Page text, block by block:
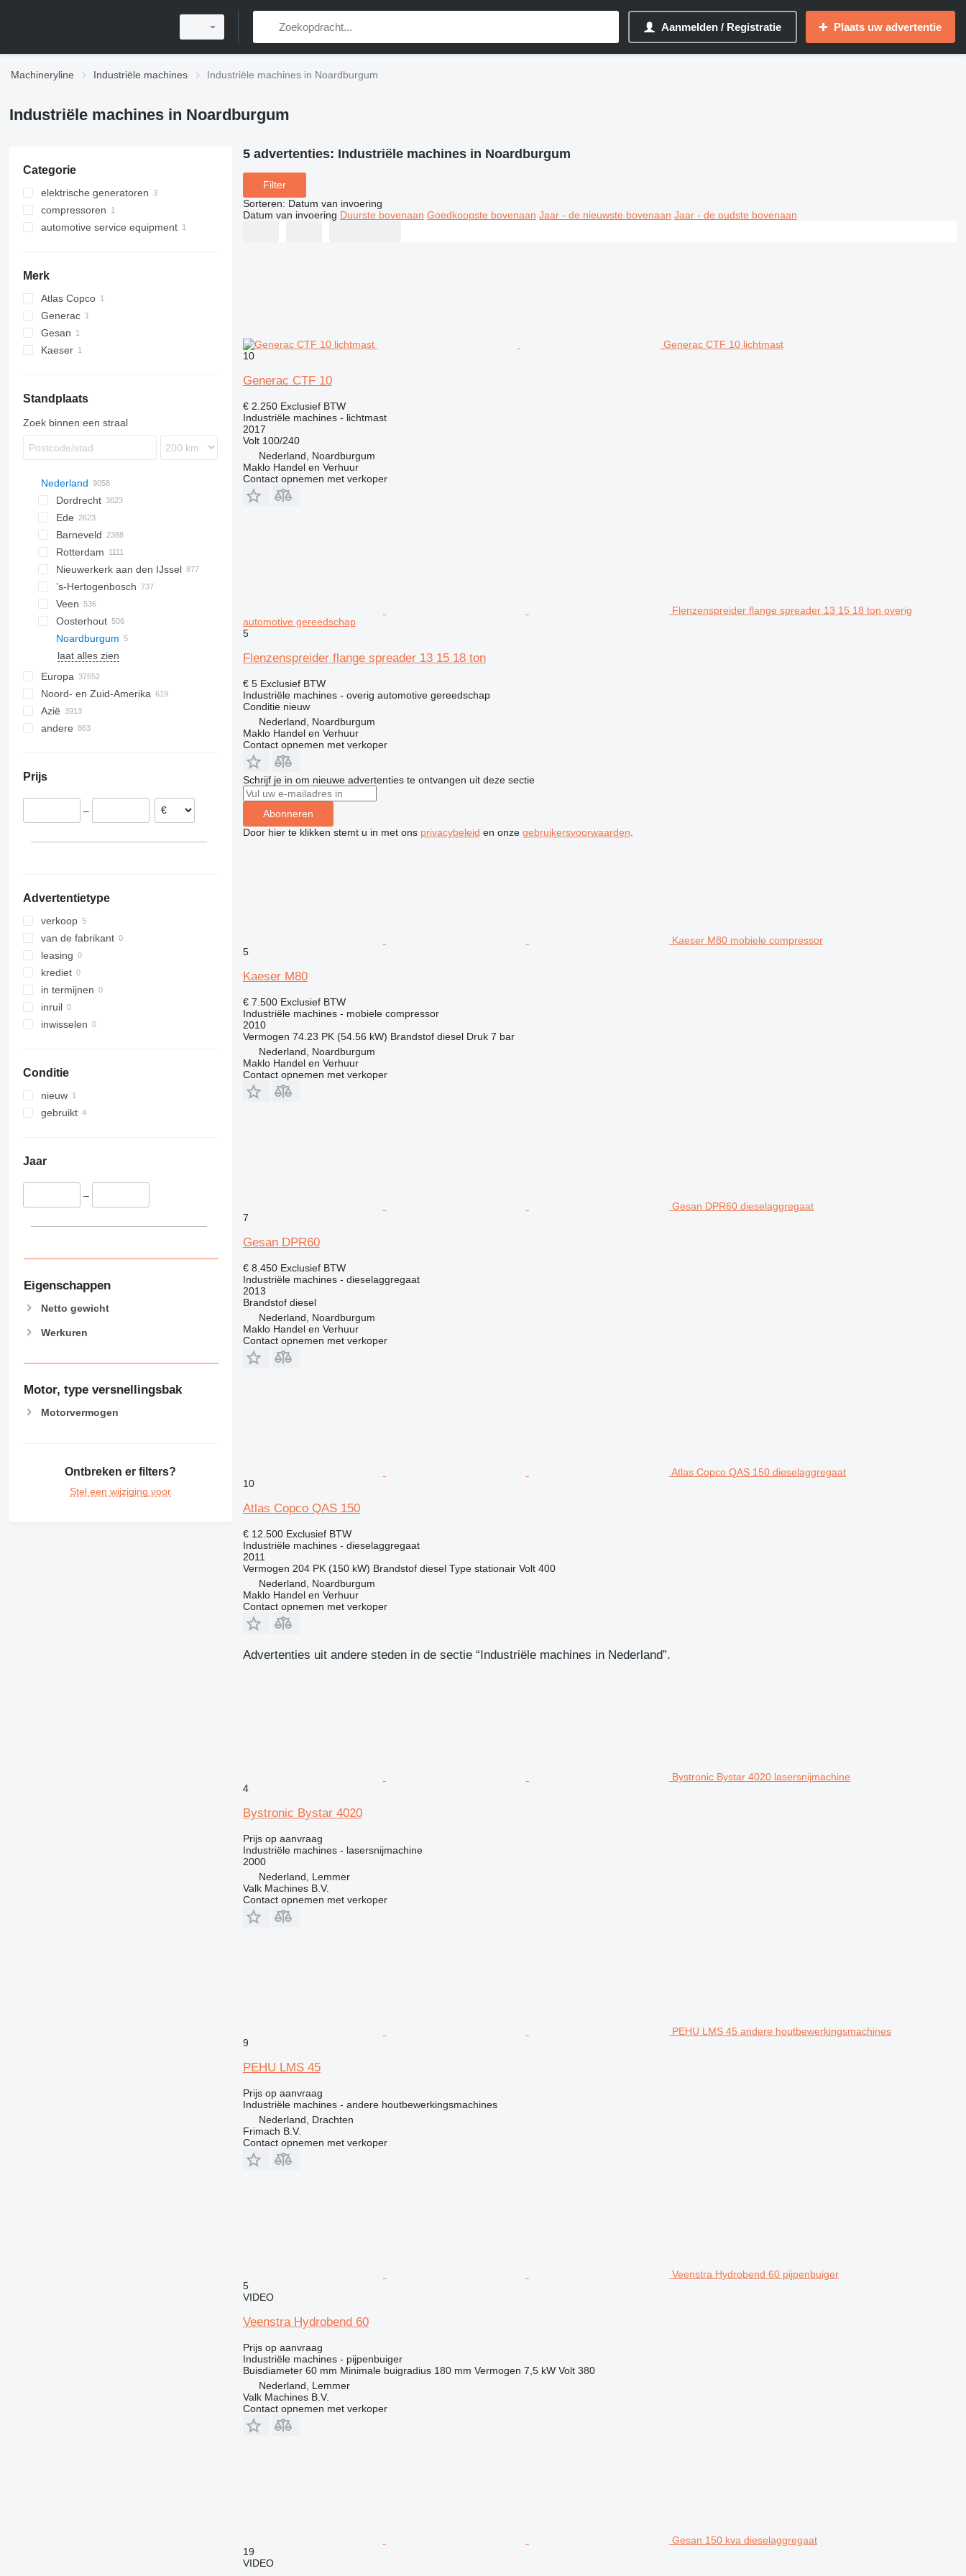
Aanmelden / Registratie Plaats uw advertentie
Machineryline Industriële machines Industriële machines in Noardburgum
Industriële machines in Noardburgum
Categorie
elektrische generatoren
dieselaggregaten
lichtmasten
compressoren
mobiele compressors
automotive service equipment
Merk
Atlas Copco
QAS
Generac
CTF
Gesan
Kaeser
Standplaats
Zoek binnen een straal
Nederland
Dordrecht
Ede
Barneveld
Rotterdam
Nieuwerkerk aan den IJssel
’s-Hertogenbosch
Veen
Oosterhout
Noardburgum
laat alles zien
Europa
Duitsland
Spanje
België
Portugal
Zwitserland
Noord- en Zuid-Amerika
Mexico
VS
Azië
Oezbekistan
Japan
Kazachstan
andere
Moldavië
Zuid-Afrika
Prijs
–
Advertentietype
verkoop
van de fabrikant
leasing
krediet
in termijnen
inruil
inwisselen
Conditie
nieuw
gebruikt
Jaar
–
Eigenschappen
Netto gewicht
Werkuren
Motor, type versnellingsbak
Motorvermogen
Ontbreken er filters?
Stel een wijziging voor
5 advertenties: Industriële machines in Noardburgum
Filter
Sorteren: Datum van invoering
Datum van invoering Duurste bovenaan Goedkoopste bovenaan Jaar - de nieuwste bovenaan Jaar - de oudste bovenaan
Generac CTF 10 lichtmast
10
Generac CTF 10
€ 2.250 Exclusief BTW
Industriële machines - lichtmast
2017
Volt 100/240
Nederland, Noardburgum
Maklo Handel en Verhuur
Contact opnemen met verkoper
Flenzenspreider flange spreader 13 15 18 ton overig
automotive gereedschap
5
Flenzenspreider flange spreader 13 15 18 ton
€ 5 Exclusief BTW
Industriële machines - overig automotive gereedschap
Conditienieuw
Nederland, Noardburgum
Maklo Handel en Verhuur
Contact opnemen met verkoper
Schrijf je in om nieuwe advertenties te ontvangen uit deze sectie
Abonneren
Door hier te klikken stemt u in met ons privacybeleid en onze gebruikersvoorwaarden
Kaeser M80 mobiele compressor
5
Kaeser M80
€ 7.500 Exclusief BTW
Industriële machines - mobiele compressor
2010
Vermogen 74.23 PK (54.56 kW) Brandstof diesel Druk 7 bar
Nederland, Noardburgum
Maklo Handel en Verhuur
Contact opnemen met verkoper
Gesan DPR60 dieselaggregaat
7
Gesan DPR60
€ 8.450 Exclusief BTW
Industriële machines - dieselaggregaat
2013
Brandstof diesel
Nederland, Noardburgum
Maklo Handel en Verhuur
Contact opnemen met verkoper
Atlas Copco QAS 150 dieselaggregaat
10
Atlas Copco QAS 150
€ 12.500 Exclusief BTW
Industriële machines - dieselaggregaat
2011
Vermogen 204 PK (150 kW) Brandstof diesel Type stationair Volt 400
Nederland, Noardburgum
Maklo Handel en Verhuur
Contact opnemen met verkoper
Advertenties uit andere steden in de sectie “Industriële machines in Nederland”.
Bystronic Bystar 4020 lasersnijmachine
4
Bystronic Bystar 4020
Prijs op aanvraag
Industriële machines - lasersnijmachine
2000
Nederland, Lemmer
Valk Machines B.V.
Contact opnemen met verkoper
PEHU LMS 45 andere houtbewerkingsmachines
9
PEHU LMS 45
Prijs op aanvraag
Industriële machines - andere houtbewerkingsmachines
Nederland, Drachten
Frimach B.V.
Contact opnemen met verkoper
Veenstra Hydrobend 60 pijpenbuiger
5
VIDEO
Veenstra Hydrobend 60
Prijs op aanvraag
Industriële machines - pijpenbuiger
Buisdiameter 60 mm Minimale buigradius 180 mm Vermogen 7,5 kW Volt 380
Nederland, Lemmer
Valk Machines B.V.
Contact opnemen met verkoper
Gesan 150 kva dieselaggregaat
19
VIDEO